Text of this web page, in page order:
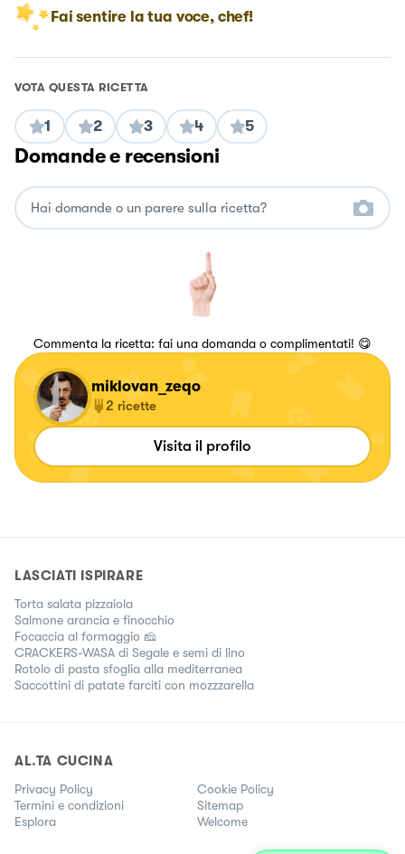
Fai sentire la tua voce, chef!
VOTA QUESTA RICETTA
1 2 3 4 5
Domande e recensioni
Commenta la ricetta: fai una domanda o complimentati! 😋
miklovan_zeqo
2 ricette
Visita il profilo
LASCIATI ISPIRARE
Torta salata pizzaiola
Salmone arancia e finocchio
Focaccia al formaggio 🧀
CRACKERS-WASA di Segale e semi di lino
Rotolo di pasta sfoglia alla mediterranea
Saccottini di patate farciti con mozzzarella
AL.TA CUCINA
Privacy Policy
Cookie Policy
Termini e condizioni
Sitemap
Esplora
Welcome